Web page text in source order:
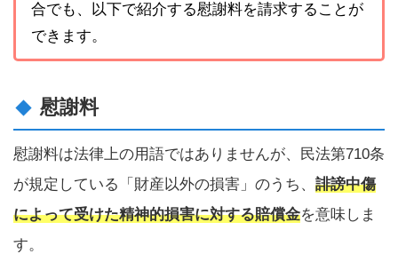
合でも、以下で紹介する慰謝料を請求することが
できます。
慰謝料
慰謝料は法律上の用語ではありませんが、民法第710条
が規定している「財産以外の損害」のうち、 誹謗中傷
によって受けた精神的損害に対する賠償金を意味しま
す。